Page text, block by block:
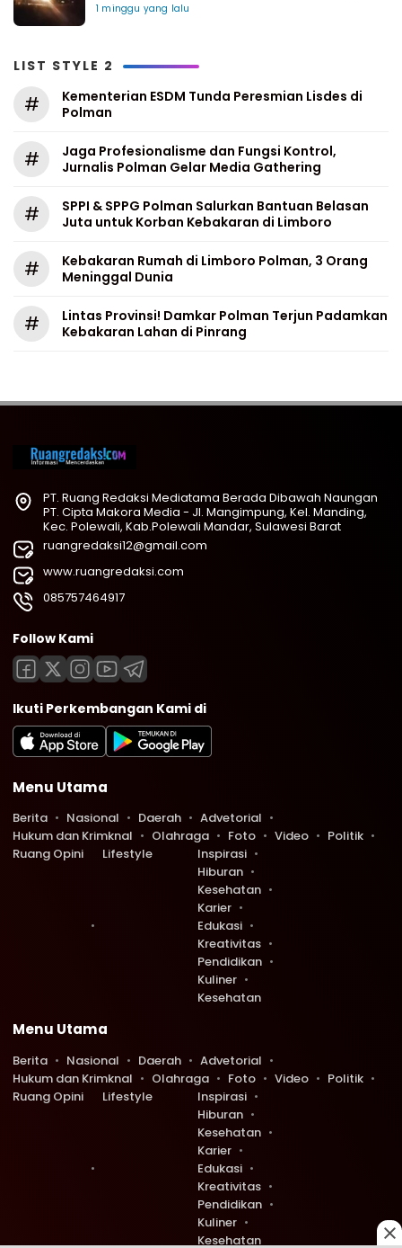
1 minggu yang lalu
LIST STYLE 2
#
Kementerian ESDM Tunda Peresmian Lisdes di
Polman
#
Jaga Profesionalisme dan Fungsi Kontrol,
Jurnalis Polman Gelar Media Gathering
#
SPPI & SPPG Polman Salurkan Bantuan Belasan
Juta untuk Korban Kebakaran di Limboro
#
Kebakaran Rumah di Limboro Polman, 3 Orang
Meninggal Dunia
#
Lintas Provinsi! Damkar Polman Terjun Padamkan
Kebakaran Lahan di Pinrang
PT. Ruang Redaksi Mediatama Berada Dibawah Naungan
PT. Cipta Makora Media - Jl. Mangimpung, Kel. Manding,
Kec. Polewali, Kab.Polewali Mandar, Sulawesi Barat
ruangredaksi12@gmail.com
www.ruangredaksi.com
085757464917
Follow Kami
Ikuti Perkembangan Kami di
Menu Utama
Berita Nasional Daerah
Advetorial
Hukum dan Krimknal
Olahraga Foto Video
Politik
Ruang Opini
Lifestyle
Inspirasi
Hiburan
Kesehatan
Karier
Edukasi
Kreativitas
Pendidikan
Kuliner
Kesehatan
Menu Utama
Berita Nasional Daerah
Advetorial
Hukum dan Krimknal
Olahraga Foto Video
Politik
Ruang Opini
Lifestyle
Inspirasi
Hiburan
Kesehatan
Karier
Edukasi
Kreativitas
Pendidikan
Kuliner
Kesehatan